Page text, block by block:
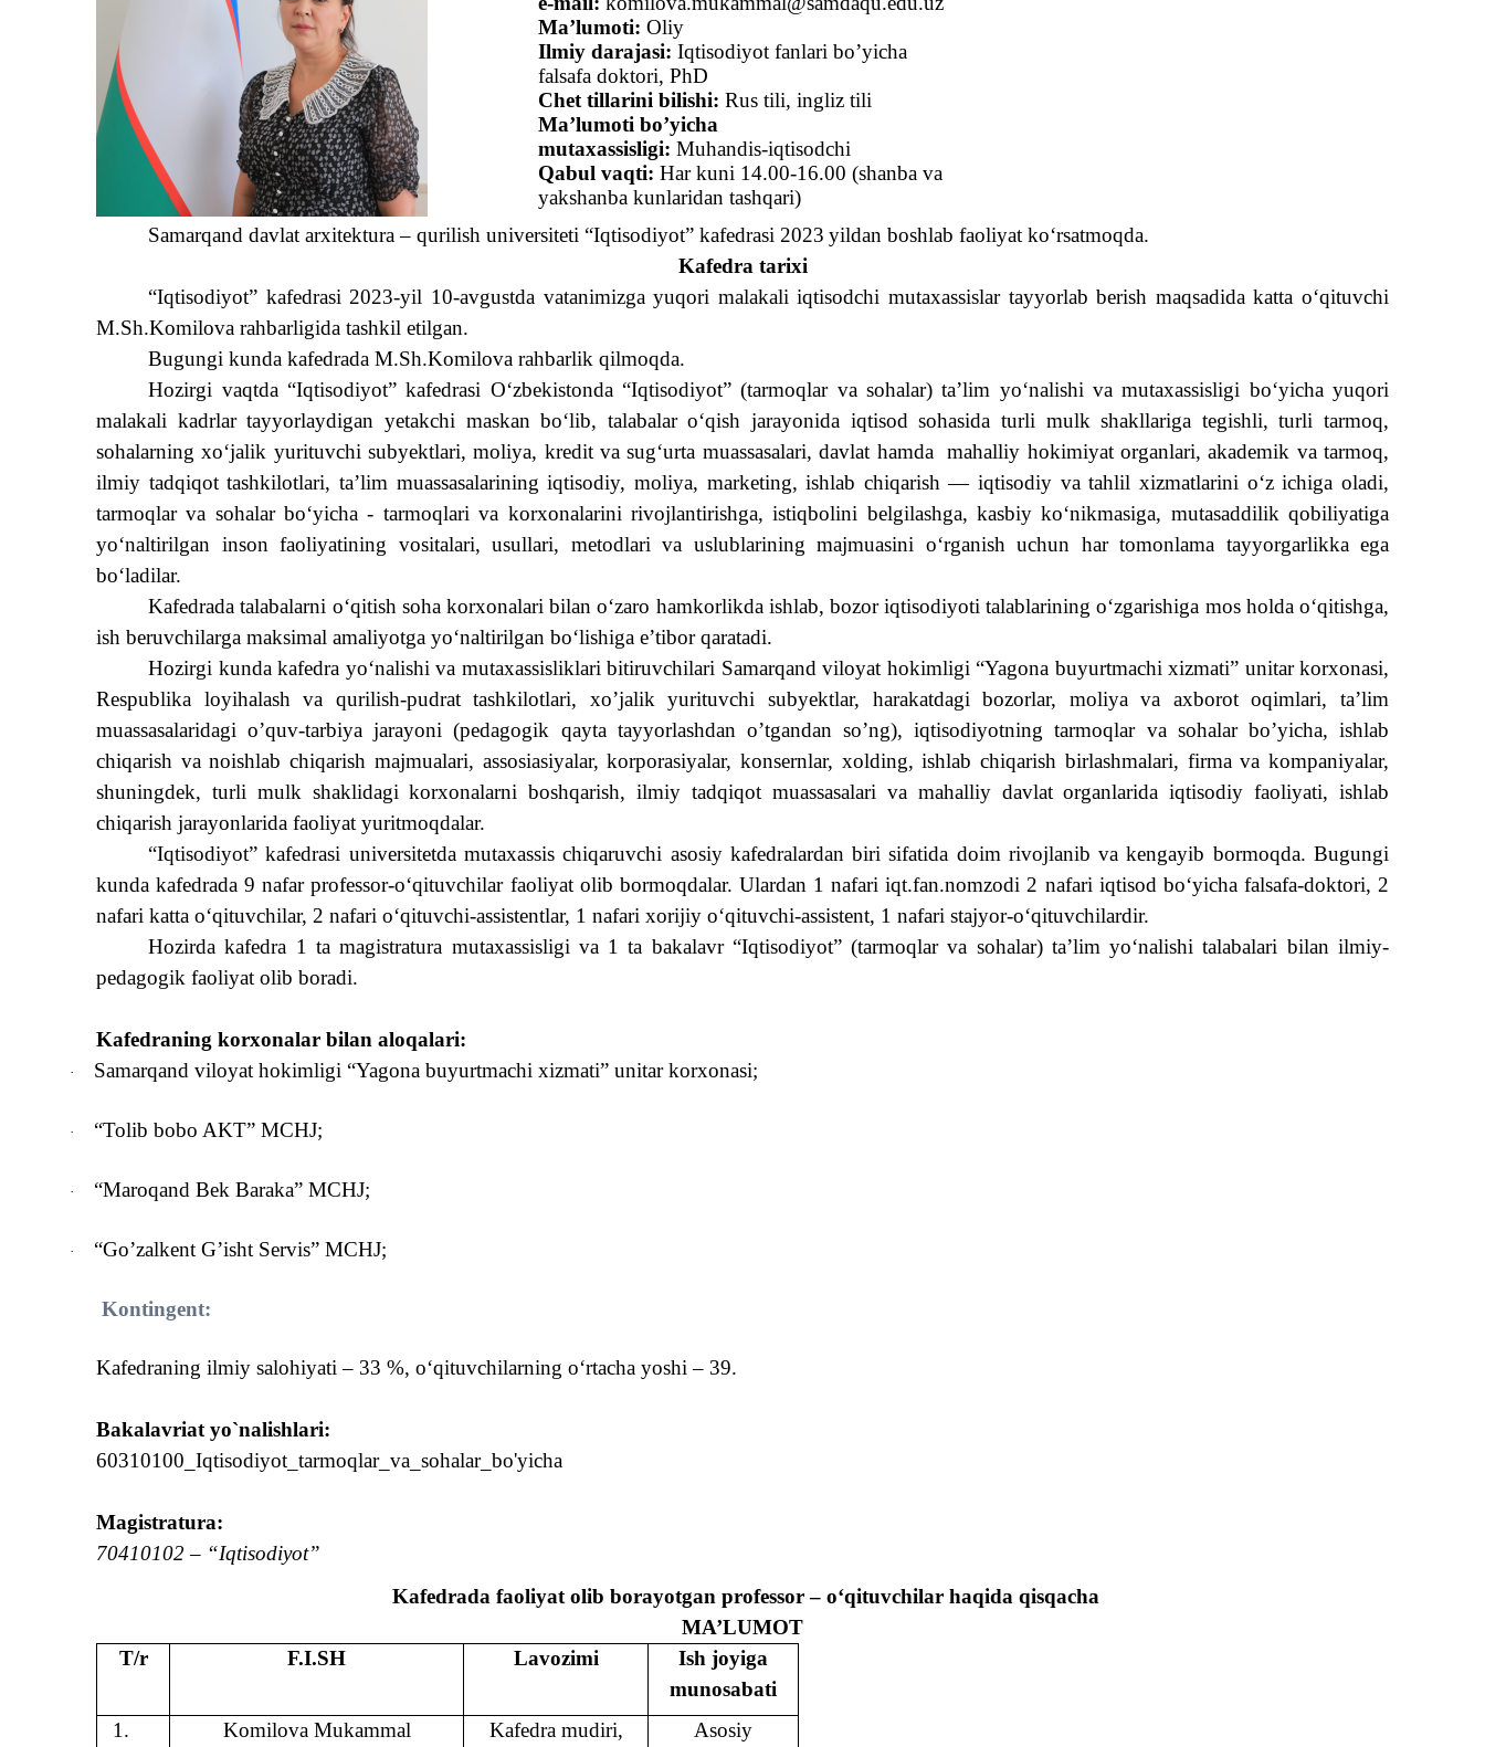
Ma’lumoti: Oliy
Ilmiy darajasi: Iqtisodiyot fanlari bo’yicha
falsafa doktori, PhD
Chet tillarini bilishi: Rus tili, ingliz tili
Ma’lumoti bo’yicha
mutaxassisligi: Muhandis-iqtisodchi
Qabul vaqti: Har kuni 14.00-16.00 (shanba va
yakshanba kunlaridan tashqari)
Samarqand davlat arxitektura – qurilishuniversiteti “Iqtisodiyot” kafedrasi 2023 yildan boshlab faoliyat ko‘rsatmoqda.
Kafedra tarixi
“Iqtisodiyot” kafedrasi 2023-yil 10-avgustda vatanimizga yuqori malakali iqtisodchi mutaxassislar tayyorlab berish maqsadida katta o‘qituvchi
M.Sh.Komilova rahbarligida tashkil etilgan.
Bugungi kunda kafedrada M.Sh.Komilova rahbarlik qilmoqda.
Hozirgi vaqtda “Iqtisodiyot” kafedrasi O‘zbekistonda “Iqtisodiyot” (tarmoqlar va sohalar) ta’lim yo‘nalishi va mutaxassisligi bo‘yicha yuqori
malakali kadrlar tayyorlaydigan yetakchi maskan bo‘lib, talabalar o‘qish jarayonida iqtisod sohasida turli mulk shakllariga tegishli, turli tarmoq,
sohalarning xoʻjalik yurituvchi subyektlari, moliya, kredit va sugʻurta muassasalari, davlat hamda
mahalliy hokimiyat organlari, akademik va tarmoq,
ilmiy tadqiqot tashkilotlari, ta’lim muassasalarining iqtisodiy, moliya, marketing, ishlab chiqarish — iqtisodiy va tahlil xizmatlarini oʻz ichiga oladi,
tarmoqlar va sohalar boʻyicha - tarmoqlari va korxonalarini rivojlantirishga, istiqbolini belgilashga, kasbiy koʻnikmasiga, mutasaddilik qobiliyatiga
yoʻnaltirilgan inson faoliyatining vositalari, usullari, metodlari va uslublarining majmuasini o‘rganish uchun har tomonlama tayyorgarlikka ega
bo‘ladilar.
Kafedrada talabalarni o‘qitish soha korxonalari bilan o‘zaro hamkorlikda ishlab, bozor iqtisodiyoti talablarining o‘zgarishiga mos holda o‘qitishga,
ish beruvchilarga maksimal amaliyotga yo‘naltirilgan bo‘lishiga e’tibor qaratadi.
Hozirgi kunda kafedra yo‘nalishi va mutaxassisliklari bitiruvchilari Samarqand viloyat hokimligi “Yagona buyurtmachi xizmati” unitar korxonasi,
Respublika loyihalash va qurilish-pudrat tashkilotlari, xo’jalik yurituvchi subyektlar, harakatdagi bozorlar, moliya va axborot oqimlari, ta’lim
muassasalaridagi o’quv-tarbiya jarayoni (pedagogik qayta tayyorlashdan o’tgandan so’ng), iqtisodiyotning tarmoqlar va sohalar bo’yicha, ishlab
chiqarish va noishlab chiqarish majmualari, assosiasiyalar, korporasiyalar, konsernlar, xolding, ishlab chiqarish birlashmalari, firma va kompaniyalar,
shuningdek, turli mulk shaklidagi korxonalarni boshqarish, ilmiy tadqiqot muassasalari va mahalliy davlat organlarida iqtisodiy faoliyati, ishlab
chiqarish jarayonlarida faoliyat yuritmoqdalar.
“Iqtisodiyot” kafedrasi universitetda mutaxassis chiqaruvchi asosiy kafedralardan biri sifatida doim rivojlanib va kengayib bormoqda. Bugungi
kunda kafedrada9 nafar professor-o‘qituvchilar faoliyat olib bormoqdalar. Ulardan 1 nafari iqt.fan.nomzodi 2 nafari iqtisod bo‘yicha falsafa-doktori, 2
nafari katta o‘qituvchilar, 2 nafari o‘qituvchi-assistentlar, 1 nafari xorijiy o‘qituvchi-assistent, 1 nafari stajyor-o‘qituvchilardir.
Hozirda kafedra 1 ta magistratura mutaxassisligi va 1 ta bakalavr “Iqtisodiyot” (tarmoqlar va sohalar) ta’lim yo‘nalishi talabalari bilan ilmiy-
pedagogik faoliyat olib boradi.
Kafedraning korxonalar bilan aloqalari:
· Samarqand viloyat hokimligi “Yagona buyurtmachi xizmati” unitar korxonasi;
· “Tolib bobo AKT” MCHJ;
· “Maroqand Bek Baraka” MCHJ;
· “Go’zalkent G’isht Servis” MCHJ;
Kontingent:
Kafedraning ilmiy salohiyati – 33 %, o‘qituvchilarning o‘rtacha yoshi – 39.
Bakalavriat yo`nalishlari:
60310100_Iqtisodiyot_tarmoqlar_va_sohalar_bo'yicha
Magistratura:
70410102 – “Iqtisodiyot”
Kafedrada faoliyat olib borayotgan professor – o‘qituvchilar haqida qisqacha
MA’LUMOT
T/r
F.I.SH Lavozimi
Ish joyiga
munosabati
1.
Komilova Mukammal
Kafedra mudiri, Asosiy